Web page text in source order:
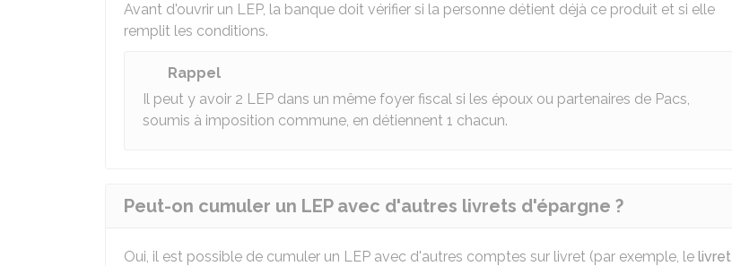
Avant d'ouvrir un LEP, la banque doit vérifier si la personne détient déjà ce produit et si elle
remplit les conditions.
Rappel
Il peut y avoir 2 LEP dans un même foyer fiscal si les époux ou partenaires de Pacs,
soumis à imposition commune, en détiennent 1 chacun.
Peut-on cumuler un LEP avec d'autres livrets d'épargne ?
Oui, il est possible de cumuler un LEP avec d'autres comptes sur livret (par exemple, le livret